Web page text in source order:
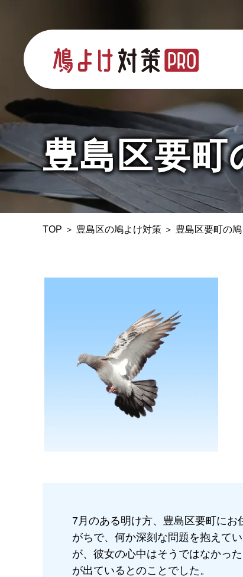
豊島区要町
TOP ＞ 豊島区の鳩よけ対策 ＞ 豊島区要町の
7月のある明け方、豊島区要町に
がちで、何か深刻な問題を抱えて
が、彼女の心中はそうではなかっ
が出ているとのことでした。